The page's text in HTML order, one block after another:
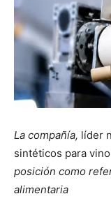
La compañía, líder
sintéticos para
posición como
alimentaria